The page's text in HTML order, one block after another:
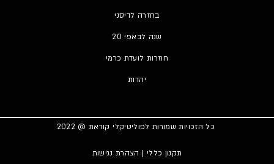
בחזרה לדיסני
20 שנה לבאפי
חוזרות לועדת כרמי
יהדות
תקנון כללי | הצהרת נגישות